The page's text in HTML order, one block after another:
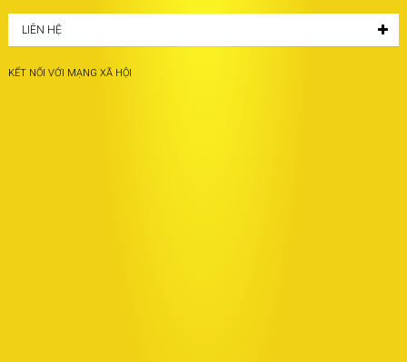
LIÊN HỆ
KẾT NỐI VỚI MẠNG XÃ HỘI